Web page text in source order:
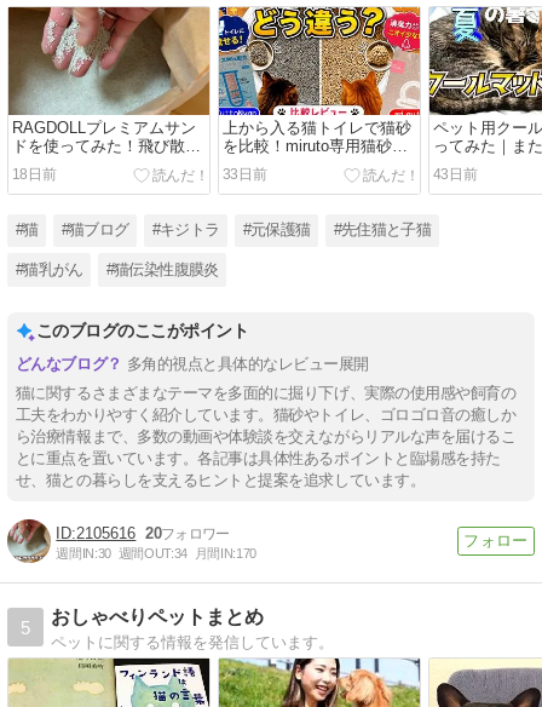
RAGDOLLプレミアムサン
ドを使ってみた！飛び散り
や固まり具合を正直レビュ
ー
18日前
上から入る猫トイレで猫砂
を比較！miruto専用猫砂と
Zutto Nyanを使ってみた
33日前
ペット用クー
ってみた｜ま
が変わった夏
43日前
#猫 #猫ブログ #キジトラ #元保護猫 #先住猫と子猫
#猫乳がん #猫伝染性腹膜炎
このブログのここがポイント
多角的視点と具体的なレビュー展開
猫に関するさまざまなテーマを多面的に掘り下げ、実際の使用感や飼育の
工夫をわかりやすく紹介しています。猫砂やトイレ、ゴロゴロ音の癒しか
ら治療情報まで、多数の動画や体験談を交えながらリアルな声を届けるこ
とに重点を置いています。各記事は具体性あるポイントと臨場感を持た
せ、猫との暮らしを支えるヒントと提案を追求しています。
2105616 20
週間IN:30 週間OUT:34 月間IN:170
5
おしゃべりペットまとめ
ペットに関する情報を発信しています。